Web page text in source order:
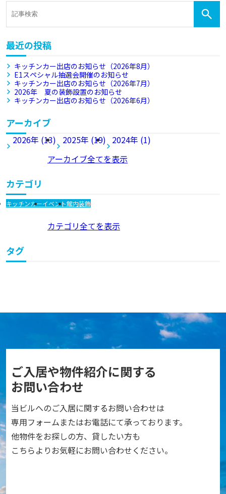
最近の投稿
キッチンカー出店のお知らせ（2026年8月）
E1スペシャル抽選会開催のお知らせ
キッチンカー出店のお知らせ（2026年7月）
2026年 夏の装飾設置のお知らせ
キッチンカー出店のお知らせ（2026年6月）
アーカイブ
2026年 (13) 2025年 (19) 2024年 (1)
アーカイブ全てを表示
カテゴリ
キッチンカーイベント館内装飾
カテゴリ全てを表示
タグ
ご入居や物件紹介に関する
お問い合わせ
当ビルへのご入居に関するお問い合わせは
専用フォームまたはお電話にて承っております。
他物件をお探しの方、貸したい方も
こちらよりお気軽にお問い合わせください。